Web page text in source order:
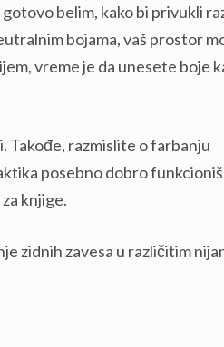
belim, kako bi privukli
bojama, vaš prostor
vreme je da unesete boje
Takođe, razmislite o farbanju
posebno dobro
knjige.
zidnih zavesa u različitim